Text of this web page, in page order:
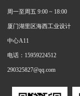
周一至周五 9:00 ~ 18:00
厦门湖里区海西工业设计
中心A11
电话：15959224512
290325827@qq.com